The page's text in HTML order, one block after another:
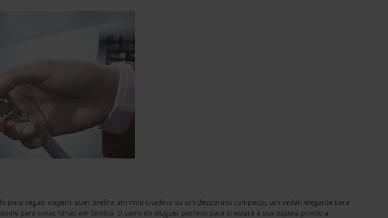
para seguir viagem, quer prefira um mini citadino ou um desportivo compacto, um sedan elegante para
para umas férias em família. O carro de aluguer perfeito para si estará à sua espera pronto a